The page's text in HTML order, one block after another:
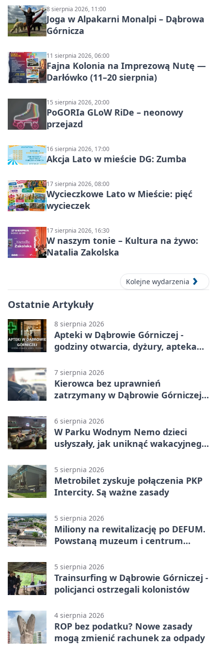
8 sierpnia 2026, 11:00
Joga w Alpakarni Monalpi – Dąbrowa
Górnicza
11 sierpnia 2026, 06:00
Fajna Kolonia na Imprezową Nutę —
Darłówko (11–20 sierpnia)
15 sierpnia 2026, 20:00
PoGORIa GLoW RiDe – neonowy
przejazd
16 sierpnia 2026, 17:00
Akcja Lato w mieście DG: Zumba
17 sierpnia 2026, 08:00
Wycieczkowe Lato w Mieście: pięć
wycieczek
17 sierpnia 2026, 16:30
W naszym tonie – Kultura na żywo:
Natalia Zakolska
Kolejne wydarzenia
Ostatnie Artykuły
8 sierpnia 2026
Apteki w Dąbrowie Górniczej -
godziny otwarcia, dyżury, apteka
7 sierpnia 2026
Kierowca bez uprawnień
zatrzymany w Dąbrowie Górniczej.
6 sierpnia 2026
W Parku Wodnym Nemo dzieci
usłyszały, jak uniknąć wakacyjnego
5 sierpnia 2026
Metrobilet zyskuje połączenia PKP
Intercity. Są ważne zasady
5 sierpnia 2026
Miliony na rewitalizację po DEFUM.
Powstaną muzeum i centrum
5 sierpnia 2026
Trainsurfing w Dąbrowie Górniczej -
policjanci ostrzegali kolonistów
4 sierpnia 2026
ROP bez podatku? Nowe zasady
mogą zmienić rachunek za odpady